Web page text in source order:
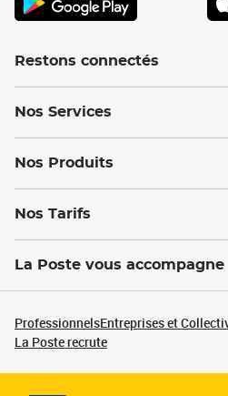
Restons connectés
Nos Services
Nos Produits
Nos Tarifs
La Poste vous accompagne
ProfessionnelsEntreprises et
La Poste recrute